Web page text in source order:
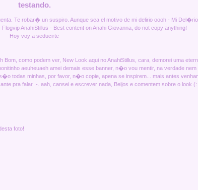
testando.
Te robar� un suspiro. Aunque sea el motivo de mi delirio oooh - Mi Del�rio
AnahiStillus - Best content on Anahi Giovanna, do not copy anything!
Hoy voy a seducirte
Bom, como podem ver, New Look aqui no AnahiStillus, cara, demorei uma
aeuheuaeh amei demais esse banner, n�o vou mentir, na verdade nem
todas minhas , por favor, n�o copie, apena se inspirem... mais antes
pra falar .-. aah, cansei e escrever nada, Beijos e comentem sobre o look (:
foto!